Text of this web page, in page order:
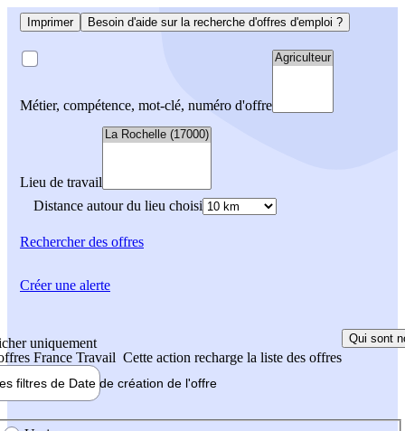
Imprimer Besoin d'aide sur la recherche d'offres d'emploi ?
Métier, compétence, mot-clé, numéro d'offre
Lieu de travail
Distance autour du lieu choisi
Rechercherdes offres
uniquement
France Travail Cette action recharge la liste des offres
Qui sont
filtres de Date de création de l'offre
Créer une alerte